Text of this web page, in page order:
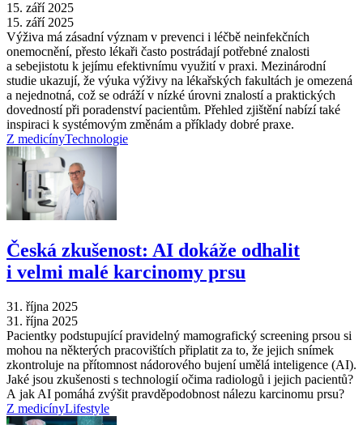
15. září 2025
15. září 2025
Výživa má zásadní význam v prevenci i léčbě neinfekčních
onemocnění, přesto lékaři často postrádají potřebné znalosti
a sebejistotu k jejímu efektivnímu využití v praxi. Mezinárodní
studie ukazují, že výuka výživy na lékařských fakultách je omezená
a nejednotná, což se odráží v nízké úrovni znalostí a praktických
dovedností při poradenství pacientům. Přehled zjištění nabízí také
inspiraci k systémovým změnám a příklady dobré praxe.
Z medicínyTechnologie
Česká zkušenost: AI dokáže odhalit
i velmi malé karcinomy prsu
31. října 2025
31. října 2025
Pacientky podstupující pravidelný mamografický screening prsou si
mohou na některých pracovištích připlatit za to, že jejich snímek
zkontroluje na přítomnost nádorového bujení umělá inteligence (AI).
Jaké jsou zkušenosti s technologií očima radiologů i jejich pacientů?
A jak AI pomáhá zvýšit pravděpodobnost nálezu karcinomu prsu?
Z medicínyLifestyle